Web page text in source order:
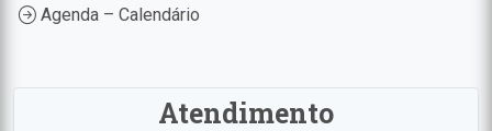
Agenda – Calendário
Atendimento